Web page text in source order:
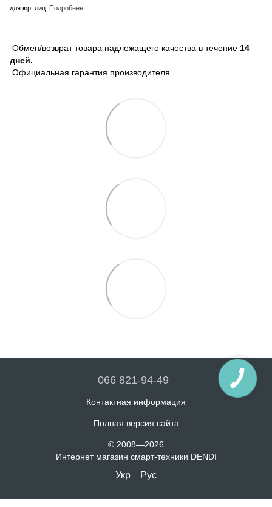
для юр. лиц. Подробнее
Обмен/возврат товара надлежащего качества в течение 14
дней.
Официальная гарантия производителя .
066 821-94-49
Контактная информация
Полная версия сайта
© 2008—2026
Интернет магазин смарт-техники DENDI
Укр Рус